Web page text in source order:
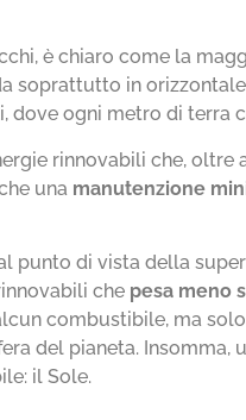
è chiaro come la
soprattutto in
dove ogni metro di terra
rinnovabili che, oltre
una manutenzione
punto di vista della
che pesa meno
combustibile, ma
del pianeta. Insomma,
il Sole.